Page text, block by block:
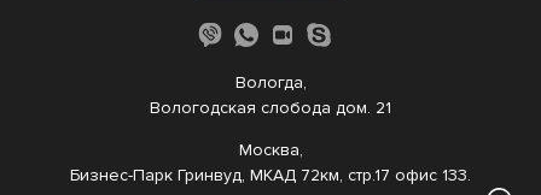
Вологда,
Вологодская слобода дом. 21
Москва,
Бизнес-Парк Гринвуд, МКАД 72км, стр.17 офис 133.